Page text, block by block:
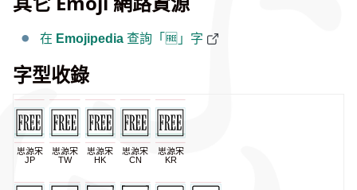
在 Emojipedia 查詢「🆓」字
字型收錄
思源宋
JP
思源宋
TW
思源宋
HK
思源宋
CN
思源宋
KR